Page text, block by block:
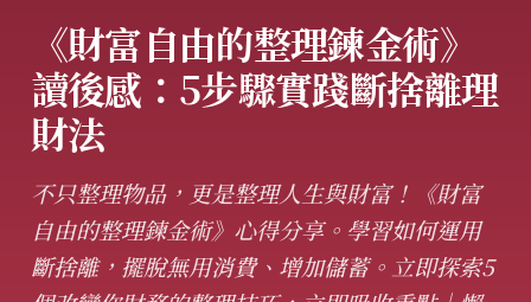
《財富自由的整理鍊金術》
讀後感：5步驟實踐斷捨離理
財法
不只整理物品，更是整理人生與財富！《財富
自由的整理鍊金術》心得分享。學習如何運用
斷捨離，擺脫無用消費、增加儲蓄。立即探索5